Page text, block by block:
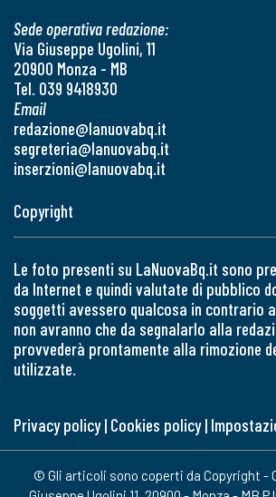
Sede operativa redazione:
Via Giuseppe Ugolini, 11
20900 Monza - MB
Tel. 039 9418930
Email
redazione@lanuovabq.it
segreteria@lanuovabq.it
inserzioni@lanuovabq.it
Copyright
Le foto presenti su LaNuovaBq.it sono
da Internet e quindi valutate di pubblico
soggetti avessero qualcosa in contrario
non avranno che da segnalarlo alla
provvederà prontamente alla rimozione
utilizzate.
Privacy policy| Cookies policy|
© Gli articoli sono coperti da Copyright -